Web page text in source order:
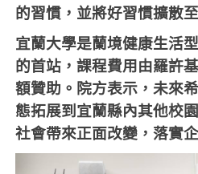
的習慣，並將好習慣擴散
宜蘭大學是蘭境健康生活
的首站，課程費用由羅許
額贊助。院方表示，未來
態拓展到宜蘭縣內其他校
社會帶來正面改變，落實